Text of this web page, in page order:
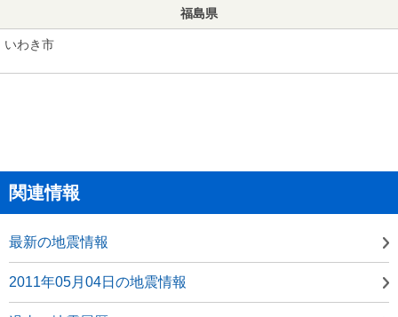
福島県
いわき市
関連情報
最新の地震情報
2011年05月04日の地震情報